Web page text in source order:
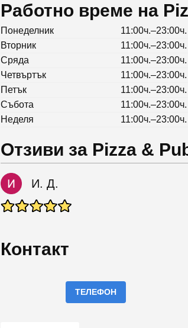
Работно време на
Понеделник
11:00ч.–23:00ч.
Вторник
11:00ч.–23:00ч.
Сряда
11:00ч.–23:00ч.
Четвъртък
11:00ч.–23:00ч.
Петък
11:00ч.–23:00ч.
Събота
11:00ч.–23:00ч.
Неделя
11:00ч.–23:00ч.
Отзиви за Pizza &
И. Д.
Контакт
ТЕЛЕФОН